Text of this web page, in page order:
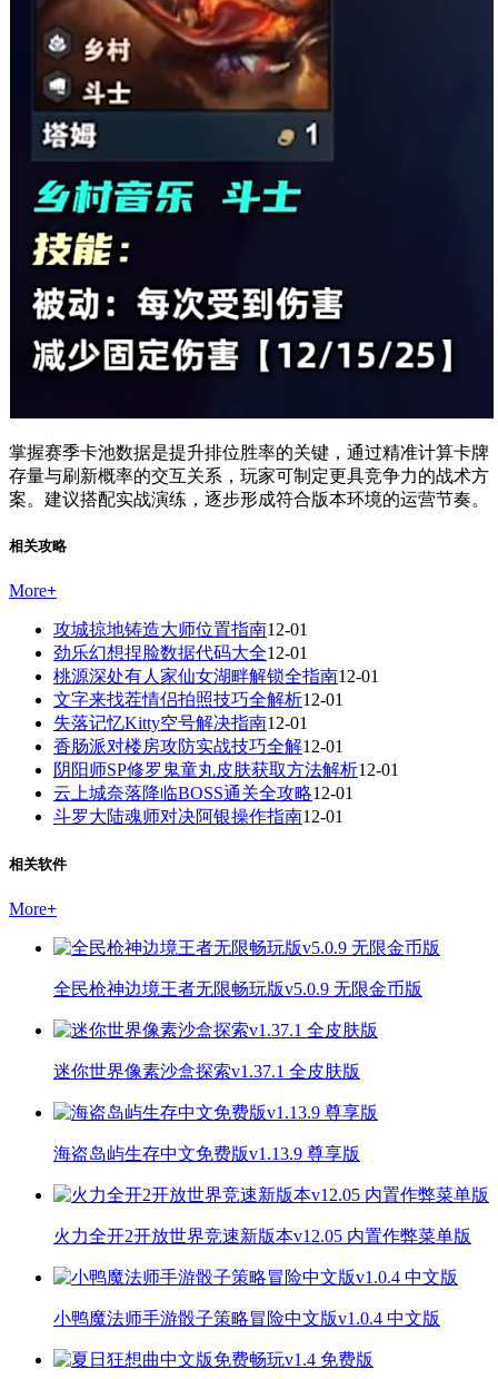
掌握赛季卡池数据是提升排位胜率的关键，通过精准计算卡牌
存量与刷新概率的交互关系，玩家可制定更具竞争力的战术方
案。建议搭配实战演练，逐步形成符合版本环境的运营节奏。
相关攻略
More+
攻城掠地铸造大师位置指南12-01
劲乐幻想捏脸数据代码大全12-01
桃源深处有人家仙女湖畔解锁全指南12-01
文字来找茬情侣拍照技巧全解析12-01
失落记忆Kitty空号解决指南12-01
香肠派对楼房攻防实战技巧全解12-01
阴阳师SP修罗鬼童丸皮肤获取方法解析12-01
云上城奈落降临BOSS通关全攻略12-01
斗罗大陆魂师对决阿银操作指南12-01
相关软件
More+
全民枪神边境王者无限畅玩版v5.0.9 无限金币版
迷你世界像素沙盒探索v1.37.1 全皮肤版
海盗岛屿生存中文免费版v1.13.9 尊享版
火力全开2开放世界竞速新版本v12.05 内置作弊菜单版
小鸭魔法师手游骰子策略冒险中文版v1.0.4 中文版